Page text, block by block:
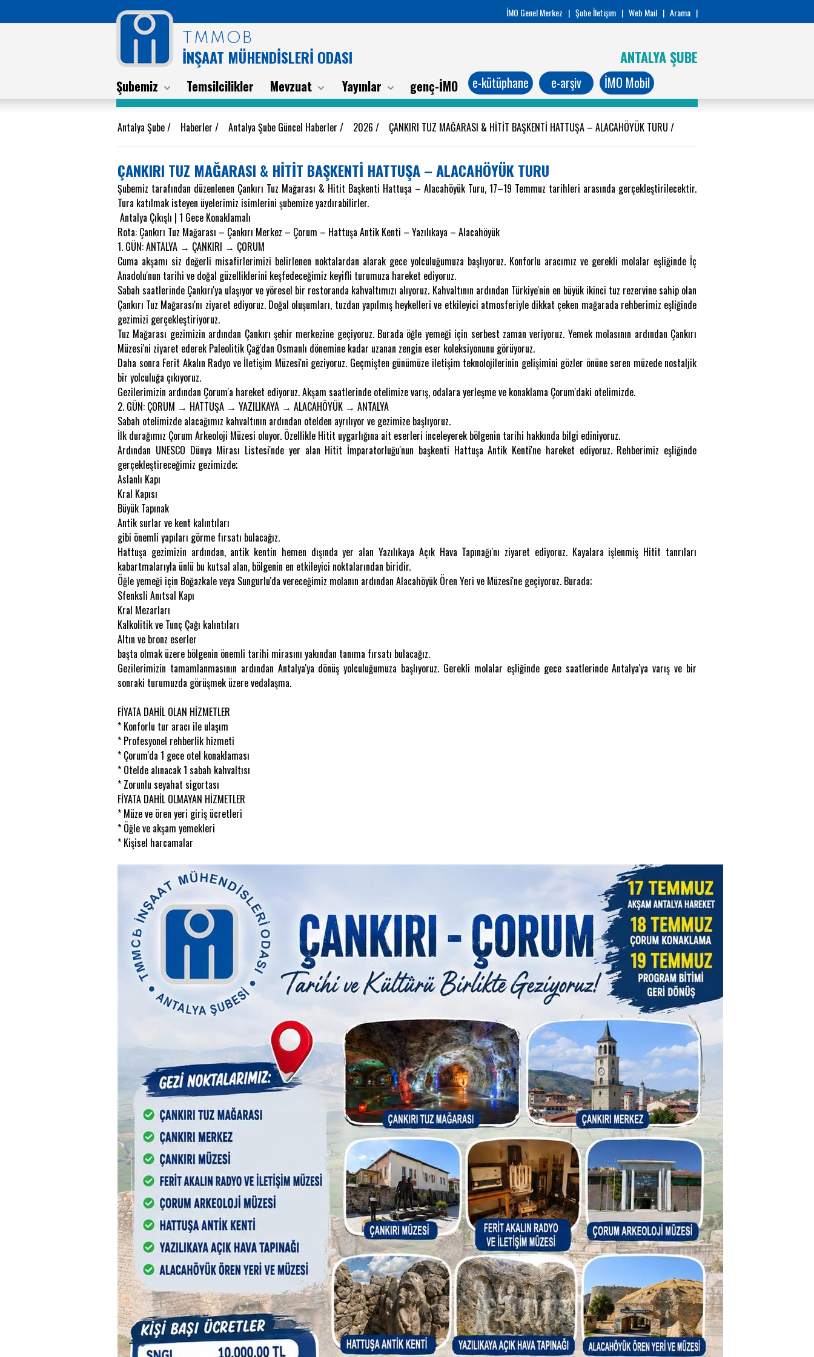
İMO Genel Merkez | Şube İletişim | Web Mail | Arama |
TMMOB
İNŞAAT MÜHENDİSLERİ ODASI ANTALYA ŞUBE
Şubemiz Temsilcilikler Mevzuat Yayınlar genç-İMO e-kütüphane e-arşiv İMO Mobil
Antalya Şube/ Haberler / Antalya Şube Güncel Haberler / 2026 / ÇANKIRI TUZ MAĞARASI & HİTİT BAŞKENTİ HATTUŞA – ALACAHÖYÜK TURU /
ÇANKIRI TUZ MAĞARASI & HİTİT BAŞKENTİ HATTUŞA – ALACAHÖYÜK TURU
Şubemiz tarafından düzenlenen Çankırı Tuz Mağarası & Hitit Başkenti Hattuşa – Alacahöyük Turu, 17–19 Temmuz tarihleri arasında gerçekleştirilecektir.
Tura katılmak isteyen üyelerimiz isimlerini şubemize yazdırabilirler.
Antalya Çıkışlı | 1 Gece Konaklamalı
Rota: Çankırı Tuz Mağarası – Çankırı Merkez – Çorum – Hattuşa Antik Kenti – Yazılıkaya – Alacahöyük
1. GÜN: ANTALYA → ÇANKIRI → ÇORUM
Cuma akşamı siz değerli misafirlerimizi belirlenen noktalardan alarak gece yolculuğumuza başlıyoruz. Konforlu aracımız ve gerekli molalar eşliğinde İç
Anadolu'nun tarihi ve doğal güzelliklerini keşfedeceğimiz keyifli turumuza hareket ediyoruz.
Sabah saatlerinde Çankırı'ya ulaşıyor ve yöresel bir restoranda kahvaltımızı alıyoruz. Kahvaltının ardından Türkiye'nin en büyük ikinci tuz rezervine sahip olan
Çankırı Tuz Mağarası'nı ziyaret ediyoruz. Doğal oluşumları, tuzdan yapılmış heykelleri ve etkileyici atmosferiyle dikkat çeken mağarada rehberimiz eşliğinde
gezimizi gerçekleştiriyoruz.
Tuz Mağarası gezimizin ardından Çankırı şehir merkezine geçiyoruz. Burada öğle yemeği için serbest zaman veriyoruz. Yemek molasının ardından Çankırı
Müzesi'ni ziyaret ederek Paleolitik Çağ'dan Osmanlı dönemine kadar uzanan zengin eser koleksiyonunu görüyoruz.
Daha sonra Ferit Akalın Radyo ve İletişim Müzesi'ni geziyoruz. Geçmişten günümüze iletişim teknolojilerinin gelişimini gözler önüne seren müzede nostaljik
bir yolculuğa çıkıyoruz.
Gezilerimizin ardından Çorum'a hareket ediyoruz. Akşam saatlerinde otelimize varış, odalara yerleşme ve konaklama Çorum'daki otelimizde.
2. GÜN: ÇORUM → HATTUŞA → YAZILIKAYA → ALACAHÖYÜK → ANTALYA
Sabah otelimizde alacağımız kahvaltının ardından otelden ayrılıyor ve gezimize başlıyoruz.
İlk durağımız Çorum Arkeoloji Müzesi oluyor. Özellikle Hitit uygarlığına ait eserleri inceleyerek bölgenin tarihi hakkında bilgi ediniyoruz.
Ardından UNESCO Dünya Mirası Listesi'nde yer alan Hitit İmparatorluğu'nun başkenti Hattuşa Antik Kenti'ne hareket ediyoruz. Rehberimiz eşliğinde
gerçekleştireceğimiz gezimizde;
Aslanlı Kapı
Kral Kapısı
Büyük Tapınak
Antik surlar ve kent kalıntıları
gibi önemli yapıları görme fırsatı bulacağız.
Hattuşa gezimizin ardından, antik kentin hemen dışında yer alan Yazılıkaya Açık Hava Tapınağı'nı ziyaret ediyoruz. Kayalara işlenmiş Hitit tanrıları
kabartmalarıyla ünlü bu kutsal alan, bölgenin en etkileyici noktalarından biridir.
Öğle yemeği için Boğazkale veya Sungurlu'da vereceğimiz molanın ardından Alacahöyük Ören Yeri ve Müzesi'ne geçiyoruz. Burada;
Sfenksli Anıtsal Kapı
Kral Mezarları
Kalkolitik ve Tunç Çağı kalıntıları
Altın ve bronz eserler
başta olmak üzere bölgenin önemli tarihi mirasını yakından tanıma fırsatı bulacağız.
Gezilerimizin tamamlanmasının ardından Antalya'ya dönüş yolculuğumuza başlıyoruz. Gerekli molalar eşliğinde gece saatlerinde Antalya'ya varış ve bir
sonraki turumuzda görüşmek üzere vedalaşma.
FİYATA DAHİL OLAN HİZMETLER
* Konforlu tur aracı ile ulaşım
* Profesyonel rehberlik hizmeti
* Çorum'da 1 gece otel konaklaması
* Otelde alınacak 1 sabah kahvaltısı
* Zorunlu seyahat sigortası
FİYATA DAHİL OLMAYAN HİZMETLER
* Müze ve ören yeri giriş ücretleri
* Öğle ve akşam yemekleri
* Kişisel harcamalar